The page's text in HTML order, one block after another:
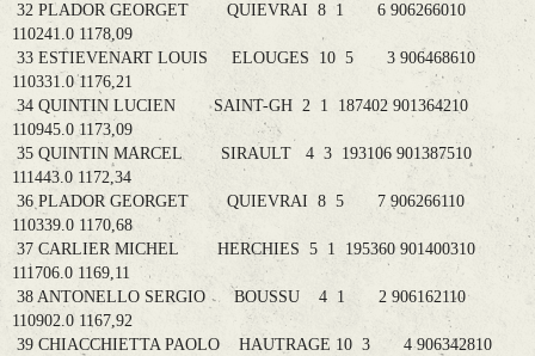
32 PLADOR GEORGET QUIEVRAI 8 1 6 906266010
110241.0 1178,09
33 ESTIEVENART LOUIS ELOUGES 10 5 3 906468610
110331.0 1176,21
34 QUINTIN LUCIEN SAINT-GH 2 1 187402 901364210
110945.0 1173,09
35 QUINTIN MARCEL SIRAULT 4 3 193106 901387510
111443.0 1172,34
36 PLADOR GEORGET QUIEVRAI 8 5 7 906266110
110339.0 1170,68
37 CARLIER MICHEL HERCHIES 5 1 195360 901400310
111706.0 1169,11
38 ANTONELLO SERGIO BOUSSU 4 1 2 906162110
110902.0 1167,92
39 CHIACCHIETTA PAOLO HAUTRAGE 10 3 4 906342810